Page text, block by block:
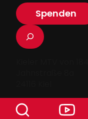
Spenden
Suchen